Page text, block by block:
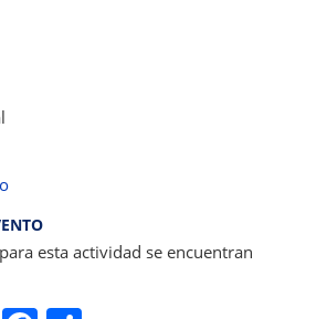
esta actividad se encuentran